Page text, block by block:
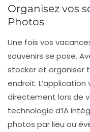
Organisez vos
Photos
Une fois vos
souvenirs se pose.
stocker et organiser
endroit.
directement lors de
technologie d’IA
photos par lieu ou